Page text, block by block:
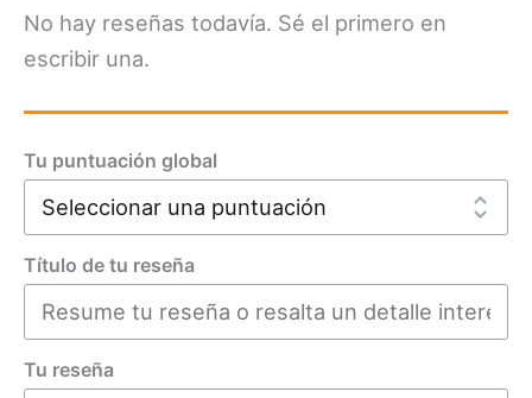
No hay reseñas todavía. Sé el primero en
escribir una.
Tu puntuación global
Título de tu reseña
Tu reseña